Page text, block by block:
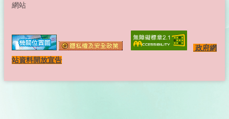
網站
政府網
站資料開放宣告